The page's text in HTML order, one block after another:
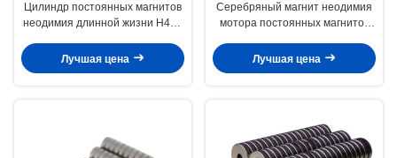
Цилиндр постоянных магнитов
неодимия длинной жизни Н40Х
Лучшая цена
Серебряный магнит неодимия
мотора постоянных магнитов
Лучшая цена